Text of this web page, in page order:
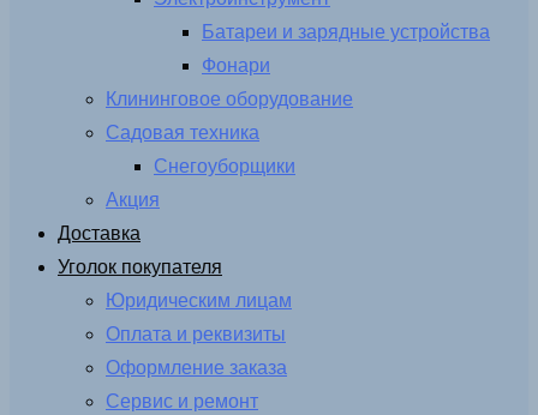
Батареи и зарядные устройства
Фонари
Клининговое оборудование
Садовая техника
Снегоуборщики
Акция
Доставка
Уголок покупателя
Юридическим лицам
Оплата и реквизиты
Оформление заказа
Сервис и ремонт